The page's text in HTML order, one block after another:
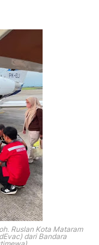
Ruslan Kota Mataram
dari Bandara